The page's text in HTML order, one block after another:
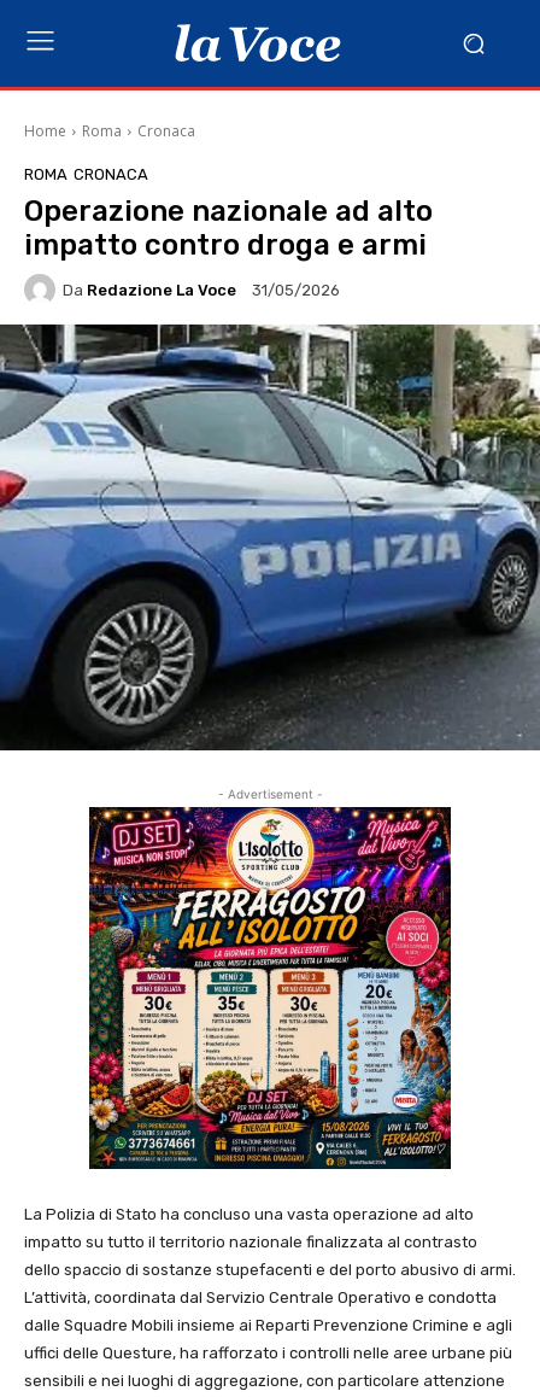
Home Roma Cronaca
ROMA CRONACA
Operazione nazionale ad alto
impatto contro droga e armi
Da Redazione La Voce 31/05/2026
- Advertisement -
La Polizia di Stato ha concluso una vasta operazione ad alto
impatto su tutto il territorio nazionale finalizzata al contrasto
dello spaccio di sostanze stupefacenti e del porto abusivo di armi.
L’attività, coordinata dal Servizio Centrale Operativo e condotta
dalle Squadre Mobili insieme ai Reparti Prevenzione Crimine e agli
uffici delle Questure, ha rafforzato i controlli nelle aree urbane più
sensibili e nei luoghi di aggregazione, con particolare attenzione